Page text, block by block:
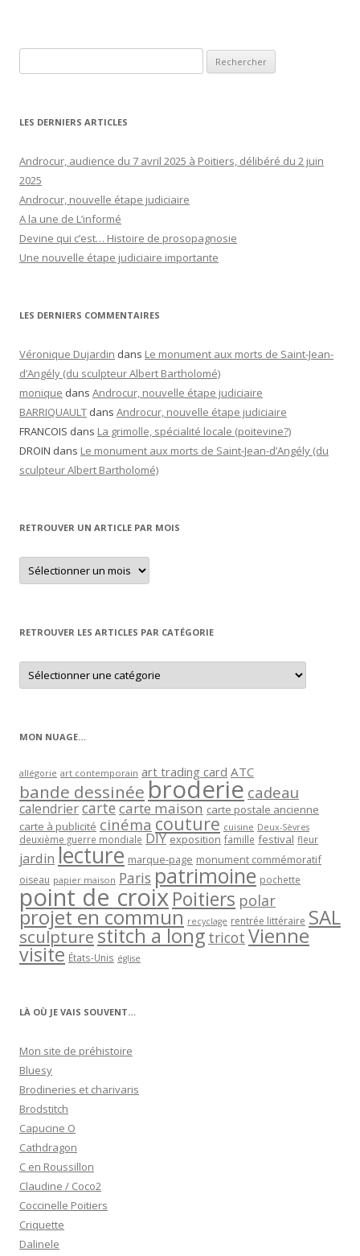
LES DERNIERS ARTICLES
Androcur, audience du 7 avril 2025 à Poitiers, délibéré du 2 juin
2025
Androcur, nouvelle étape judiciaire
A la une de L’informé
Devine qui c’est… Histoire de prosopagnosie
Une nouvelle étape judiciaire importante
LES DERNIERS COMMENTAIRES
Véronique Dujardin dans Le monument aux morts de Saint-Jean-
d’Angély (du sculpteur Albert Bartholomé)
monique dans Androcur, nouvelle étape judiciaire
BARRIQUAULT dans Androcur, nouvelle étape judiciaire
FRANCOIS dans La grimolle, spécialité locale (poitevine?)
DROIN dans Le monument aux morts de Saint-Jean-d’Angély (du
sculpteur Albert Bartholomé)
RETROUVER UN ARTICLE PAR MOIS
Retrouver
un
article
RETROUVER LES ARTICLES PAR CATÉGORIE
Retrouver
les
articles
MON NUAGE…
allégorie art contemporain art trading card ATC
bande dessinée broderie cadeau
calendriercartecarte maison carte postale ancienne
carte à publicité cinéma couture cuisine Deux-Sèvres
deuxième guerre mondiale DIY exposition famille festival fleur
jardin lecture marque-page monument commémoratif
oiseau papier maison Paris patrimoine pochette
point de croixPoitiers polar
projet en commun recyclage rentrée littéraire SAL
sculpturestitch a long tricot Vienne
visite États-Unis église
LÀ OÙ JE VAIS SOUVENT…
Mon site de préhistoire
Bluesy
Brodineries et charivaris
Brodstitch
Capucine O
Cathdragon
C en Roussillon
Claudine / Coco2
Coccinelle Poitiers
Criquette
Dalinele